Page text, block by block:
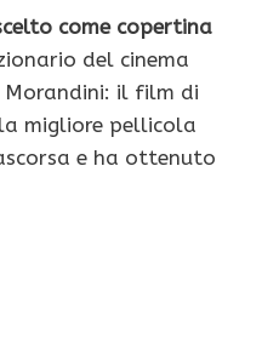
come copertina
del cinema
il film di
migliore pellicola
e ha ottenuto